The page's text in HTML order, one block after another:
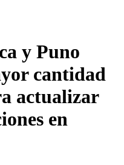
y Puno
cantidad
actualizar
en